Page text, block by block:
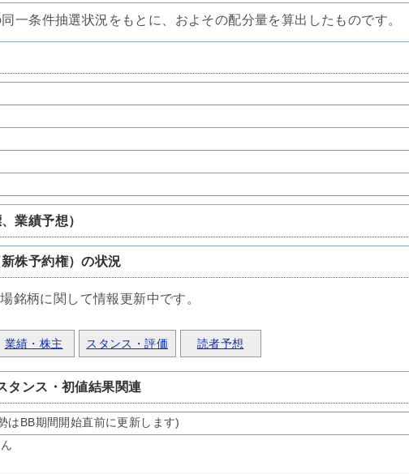
一条件抽選状況をもとに、およその配分量を算出したものです。
業績予想）
株予約権）の状況
銘柄に関して情報更新中です。
業績・株主 スタンス・評価 読者予想
タンス・初値結果関連
はBB期間開始直前に更新します)